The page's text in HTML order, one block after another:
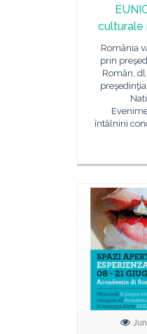
culturale
România
prin
Român,
întâlnirii